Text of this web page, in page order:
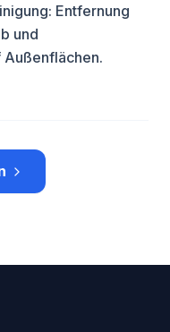
Entfernung
und